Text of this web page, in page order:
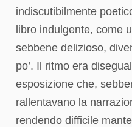
indiscutibilmente
libro indulgente, come
sebbene delizioso,
po’. Il ritmo era
esposizione che,
rallentavano la
rendendo difficile